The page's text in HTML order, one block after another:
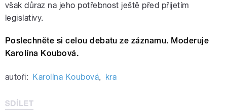
však důraz na jeho potřebnost ještě před přijetím
legislativy.
Poslechněte si celou debatu ze záznamu. Moderuje
Karolína Koubová.
autoři: Karolína Koubová, kra